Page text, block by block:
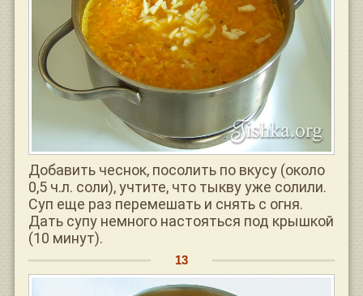
Добавить чеснок, посолить по вкусу (около
0,5 ч.л. соли), учтите, что тыкву уже солили.
Суп еще раз перемешать и снять с огня.
Дать супу немного настояться под крышкой
(10 минут).